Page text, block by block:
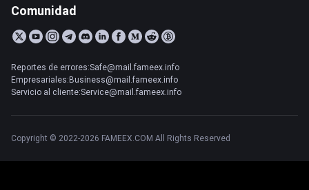
Comunidad
Reportes de errores:Safe@mail.fameex.info
Empresariales:Business@mail.fameex.info
Servicio al cliente:Service@mail.fameex.info
Copyright © 2022-2026 FAMEEX.COM All Rights Reserved